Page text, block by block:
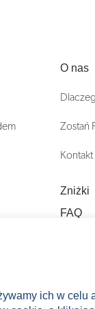
O nas
Zostań
Kontakt
Zniżki
FAQ
ich w celu